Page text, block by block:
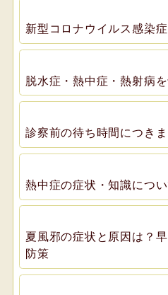
新型コロナウイルス感染
脱水症・熱中症・熱射病
診察前の待ち時間につき
熱中症の症状・知識につい
夏風邪の症状と原因は？
防策